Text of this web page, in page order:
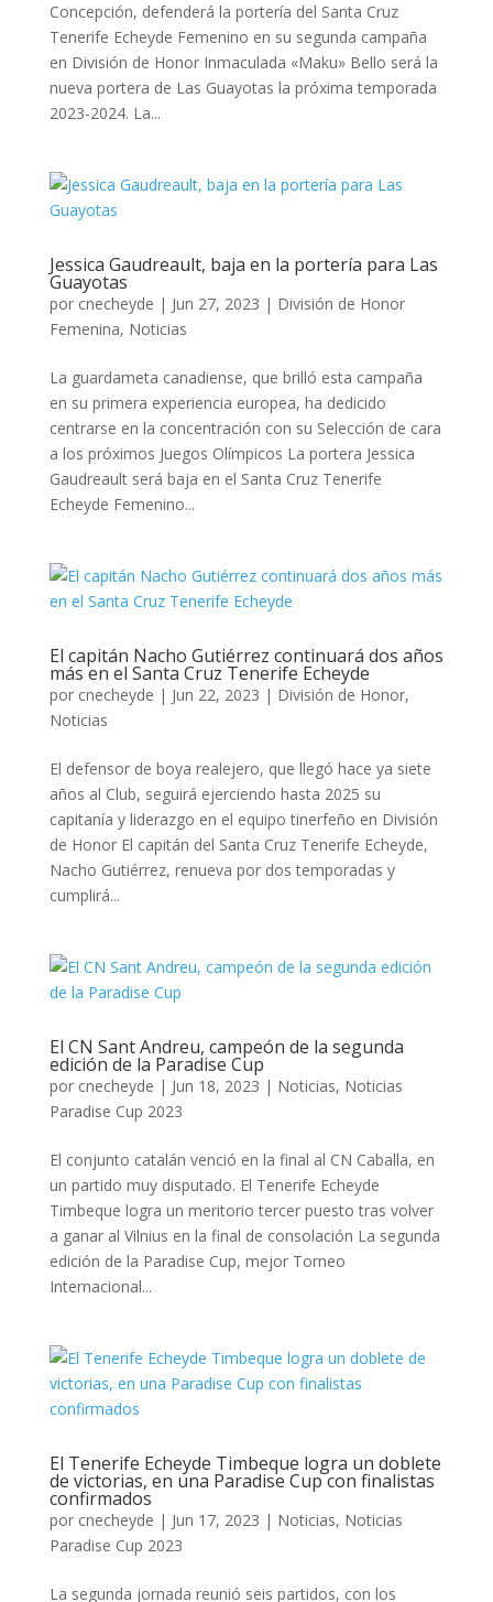
Concepción, defenderá la portería del Santa Cruz
Tenerife Echeyde Femenino en su segunda campaña
en División de Honor Inmaculada «Maku» Bello será la
nueva portera de Las Guayotas la próxima temporada
2023-2024. La...
Jessica Gaudreault, baja en la portería para Las
Guayotas
por cnecheyde | Jun 27, 2023 | División de Honor
Femenina, Noticias
La guardameta canadiense, que brilló esta campaña
en su primera experiencia europea, ha dedicido
centrarse en la concentración con su Selección de cara
a los próximos Juegos Olímpicos La portera Jessica
Gaudreault será baja en el Santa Cruz Tenerife
Echeyde Femenino...
El capitán Nacho Gutiérrez continuará dos años
más en el Santa Cruz Tenerife Echeyde
por cnecheyde | Jun 22, 2023 | División de Honor,
Noticias
El defensor de boya realejero, que llegó hace ya siete
años al Club, seguirá ejerciendo hasta 2025 su
capitanía y liderazgo en el equipo tinerfeño en División
de Honor El capitán del Santa Cruz Tenerife Echeyde,
Nacho Gutiérrez, renueva por dos temporadas y
cumplirá...
El CN Sant Andreu, campeón de la segunda
edición de la Paradise Cup
por cnecheyde | Jun 18, 2023 | Noticias, Noticias
Paradise Cup 2023
El conjunto catalán venció en la final al CN Caballa, en
un partido muy disputado. El Tenerife Echeyde
Timbeque logra un meritorio tercer puesto tras volver
a ganar al Vilnius en la final de consolación La segunda
edición de la Paradise Cup, mejor Torneo
Internacional...
El Tenerife Echeyde Timbeque logra un doblete
de victorias, en una Paradise Cup con finalistas
confirmados
por cnecheyde | Jun 17, 2023 | Noticias, Noticias
Paradise Cup 2023
La segunda jornada reunió seis partidos, con los